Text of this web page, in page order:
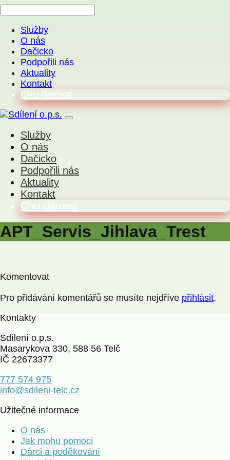
Služby
O nás
Dačicko
Podpořili nás
Aktuality
Kontakt
Chci darovat
Služby
O nás
Dačicko
Podpořili nás
Aktuality
Kontakt
Chci darovat
APT_Servis_Jihlava_Trest
Komentovat
Pro přidávání komentářů se musíte nejdříve přihlásit.
Kontakty
Sdílení o.p.s.
Masarykova 330, 588 56 Telč
IČ 22673377
777 574 975
info@sdileni-telc.cz
Užitečné informace
O nás
Jak mohu pomoci
Dárci a poděkování